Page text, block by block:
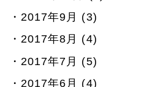
2017年9月 (3)
2017年8月 (4)
2017年7月 (5)
2017年6月 (4)